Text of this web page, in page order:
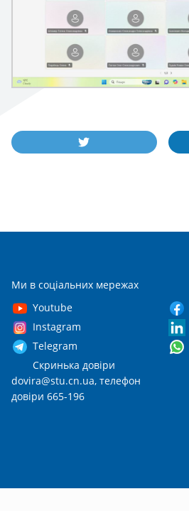
Ми в соціальних мережах
Youtube
Instagram
Telegram
Скринька довіри
dovira@stu.cn.ua, телефон
довіри 665-196